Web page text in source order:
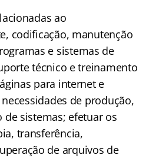
ao
codificação, manutenção
e sistemas de
técnico e treinamento
para internet e
de produção,
sistemas; efetuar os
transferência,
de arquivos de